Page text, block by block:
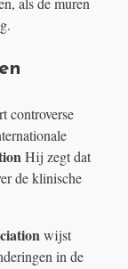
controverse
Hij zegt dat
de klinische
wijst
in de